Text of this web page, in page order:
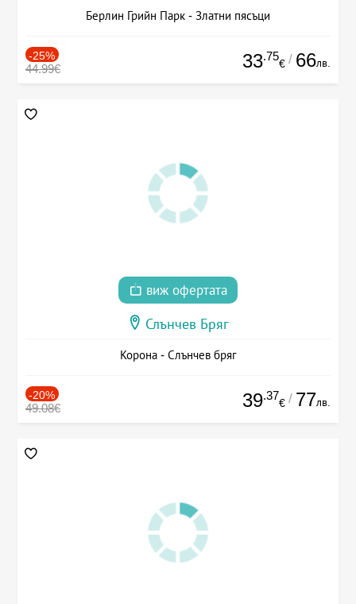
Берлин Грийн Парк - Златни пясъци
-25%
44.99€ 33.75
€ / 66лв.
виж офертата
Слънчев Бряг
Корона - Слънчев бряг
-20%
49.08€ 39.37
€ / 77лв.